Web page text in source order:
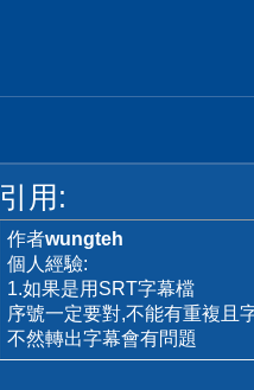
引用:
作者wungteh
個人經驗:
1.如果是用SRT字幕檔
序號一定要對,不能有重複且
不然轉出字幕會有問題